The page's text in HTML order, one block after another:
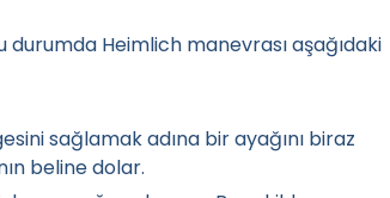
durumda Heimlich manevrası aşağıdaki
sağlamak adına bir ayağını biraz
beline dolar.